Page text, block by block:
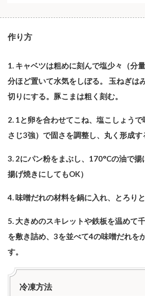
作り方
1. キャベツは粗めに刻んで塩少々（分
分ほど置いて水気をしぼる。 玉ねぎは
切りにする。豚こまは粗く刻む。
2. 1と卵を合わせてこね、塩こしょう
さじ3強）で固さを調整し、丸く形成す
3. 2にパン粉をまぶし、170°Cの油で
揚げ焼きにしてもOK）
4. 味噌だれの材料を鍋に入れ、とろり
5. 大きめのスキレットや鉄板を温めて
を敷き詰め、3を並べて4の味噌だれを
す。
冷凍方法